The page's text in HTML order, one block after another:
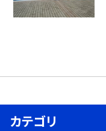
カテゴリ